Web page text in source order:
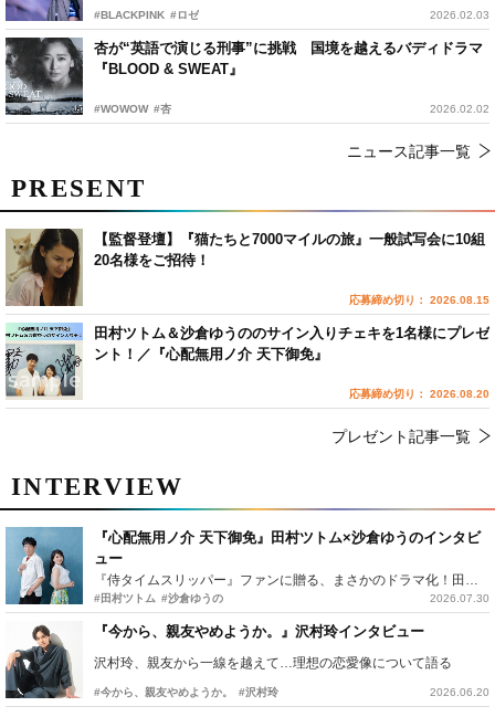
#BLACKPINK #ロゼ 2026.02.03
杏が“英語で演じる刑事”に挑戦 国境を越えるバディドラマ
『BLOOD & SWEAT』
#WOWOW #杏 2026.02.02
ニュース記事一覧
INTERVIEW
『心配無用ノ介 天下御免』田村ツトム×沙倉ゆうのインタビ
ュー
#田村ツトム #沙倉ゆうの 2026.07.30
『今から、親友やめようか。』沢村玲インタビュー
沢村玲、親友から一線を越えて…理想の恋愛像について語る
#今から、親友やめようか。 #沢村玲 2026.06.20
PRESENT
【監督登壇】『猫たちと7000マイルの旅』一般試写会に10組
20名様をご招待！
応募締め切り： 2026.08.15
田村ツトム＆沙倉ゆうののサイン入りチェキを1名様にプレゼ
ント！／『心配無用ノ介 天下御免』
応募締め切り： 2026.08.20
プレゼント記事一覧